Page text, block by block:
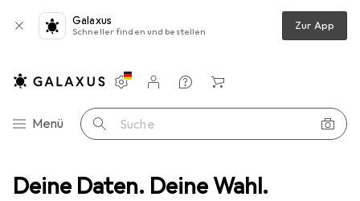
Deine Daten. Deine Wahl.
Galaxus
Schneller finden und bestellen Zur App
Navigation nach Kategorien
Menü Suche
Einstellungen
Kundenkonto
Vergleichslisten
Merklisten
Warenkorb
Schuhe Boots + Stiefel Dublin Venturer RS III